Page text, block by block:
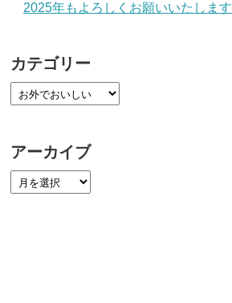
2025年もよろしくお願いいたします
カテゴリー
アーカイブ